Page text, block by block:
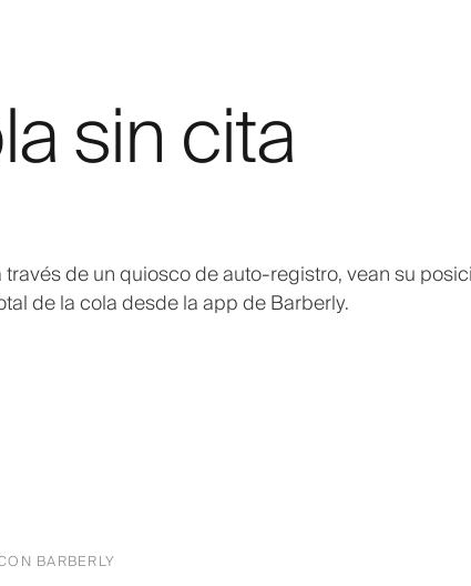
sin cita
de un quiosco de auto-registro, vean su
de la cola desde la app de Barberly.
BARBERLY